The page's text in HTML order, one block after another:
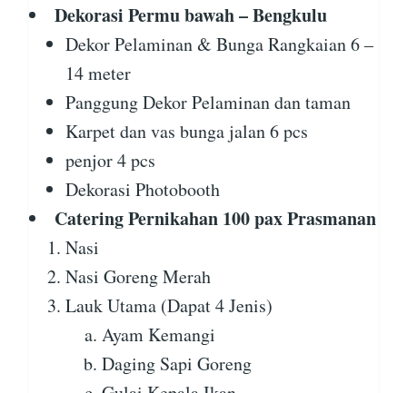
Dekorasi Permu bawah – Bengkulu
Dekor Pelaminan & Bunga Rangkaian 6 –
14 meter
Panggung Dekor Pelaminan dan taman
Karpet dan vas bunga jalan 6 pcs
penjor 4 pcs
Dekorasi Photobooth
Catering Pernikahan 100 pax Prasmanan
Nasi
Nasi Goreng Merah
Lauk Utama (Dapat 4 Jenis)
Ayam Kemangi
Daging Sapi Goreng